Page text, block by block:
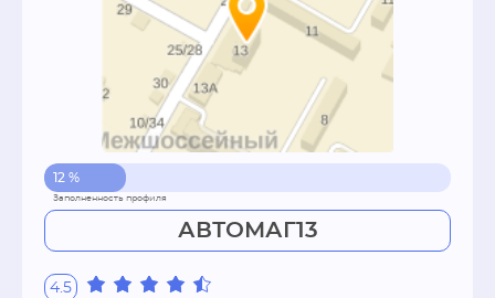
12 %
АВТОМАГ13
4.5